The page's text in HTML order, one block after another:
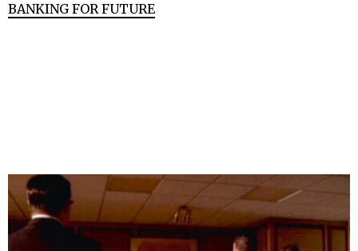
BANKING FOR FUTURE